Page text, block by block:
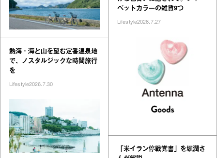
熱海・海と山を望む定番温泉地
で、ノスタルジックな時間旅行
を
Lifestyle2026.7.30
ベットカラーの雑貨9つ
Lifestyle2026.7.27
「米イラン停戦覚書」を堀潤さ